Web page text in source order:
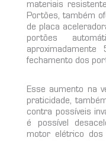
materiais
Portões, também
de placa
portões
fechamento dos
Esse aumento na
praticidade,
contra possíveis
é possível
motor elétrico